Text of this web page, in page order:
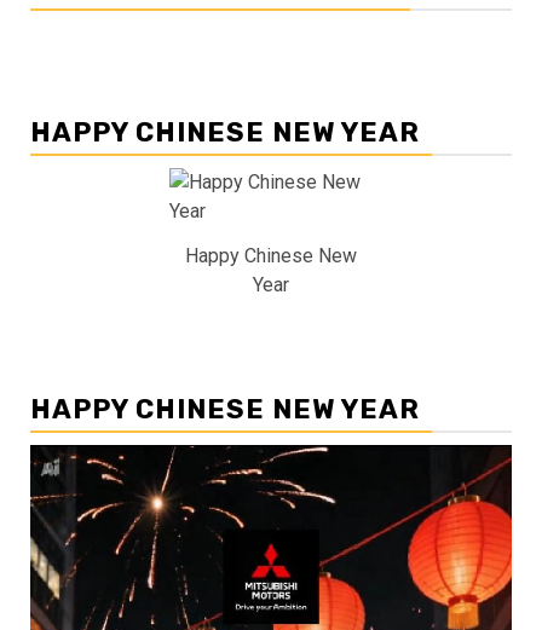
HAPPY CHINESE NEW YEAR
Happy Chinese New
Year
HAPPY CHINESE NEW YEAR